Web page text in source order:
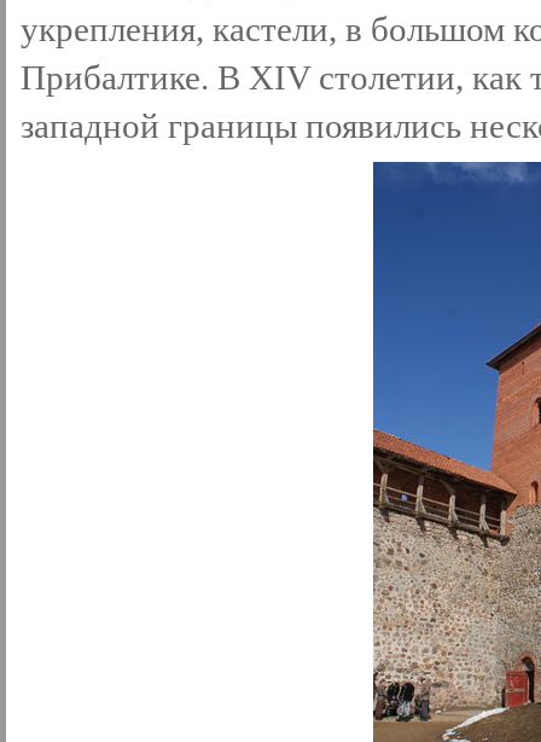
укрепления, кастели, в большом
Прибалтике. В XIV столетии, как
западной границы появились